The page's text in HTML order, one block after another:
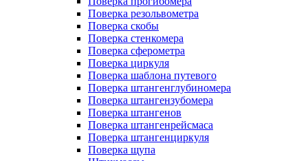
Поверка резольвометра
Поверка скобы
Поверка стенкомера
Поверка сферометра
Поверка циркуля
Поверка шаблона путевого
Поверка штангенглубиномера
Поверка штангензубомера
Поверка штангенов
Поверка штангенрейсмаса
Поверка штангенциркуля
Поверка щупа